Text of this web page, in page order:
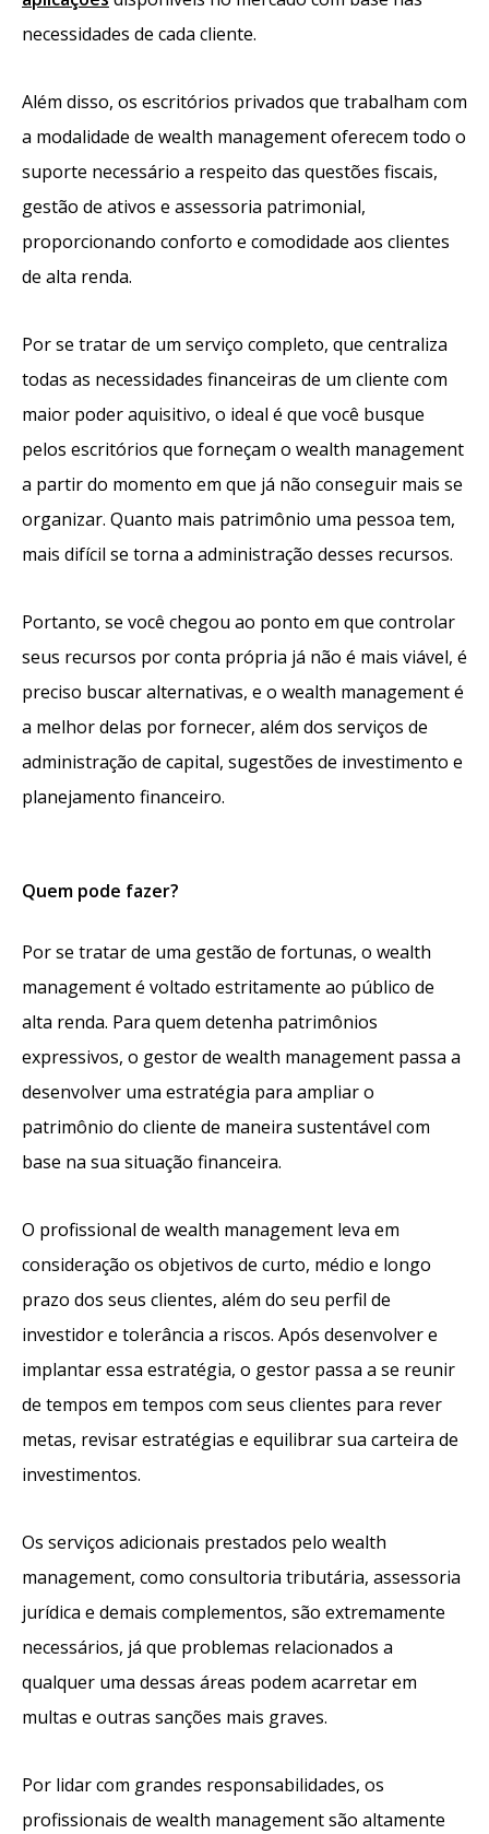
necessidades de cada cliente.
Além disso, os escritórios privados que trabalham com
a modalidade de wealth management oferecem todo o
suporte necessário a respeito das questões fiscais,
gestão de ativos e assessoria patrimonial,
proporcionando conforto e comodidade aos clientes
de alta renda.
Por se tratar de um serviço completo, que centraliza
todas as necessidades financeiras de um cliente com
maior poder aquisitivo, o ideal é que você busque
pelos escritórios que forneçam o wealth management
a partir do momento em que já não conseguir mais se
organizar. Quanto mais patrimônio uma pessoa tem,
mais difícil se torna a administração desses recursos.
Portanto, se você chegou ao ponto em que controlar
seus recursos por conta própria já não é mais viável, é
preciso buscar alternativas, e o wealth management é
a melhor delas por fornecer, além dos serviços de
administração de capital, sugestões de investimento e
planejamento financeiro.
Quem pode fazer?
Por se tratar de uma gestão de fortunas, o wealth
management é voltado estritamente ao público de
alta renda. Para quem detenha patrimônios
expressivos, o gestor de wealth management passa a
desenvolver uma estratégia para ampliar o
patrimônio do cliente de maneira sustentável com
base na sua situação financeira.
O profissional de wealth management leva em
consideração os objetivos de curto, médio e longo
prazo dos seus clientes, além do seu perfil de
investidor e tolerância a riscos. Após desenvolver e
implantar essa estratégia, o gestor passa a se reunir
de tempos em tempos com seus clientes para rever
metas, revisar estratégias e equilibrar sua carteira de
investimentos.
Os serviços adicionais prestados pelo wealth
management, como consultoria tributária, assessoria
jurídica e demais complementos, são extremamente
necessários, já que problemas relacionados a
qualquer uma dessas áreas podem acarretar em
multas e outras sanções mais graves.
Por lidar com grandes responsabilidades, os
profissionais de wealth management são altamente